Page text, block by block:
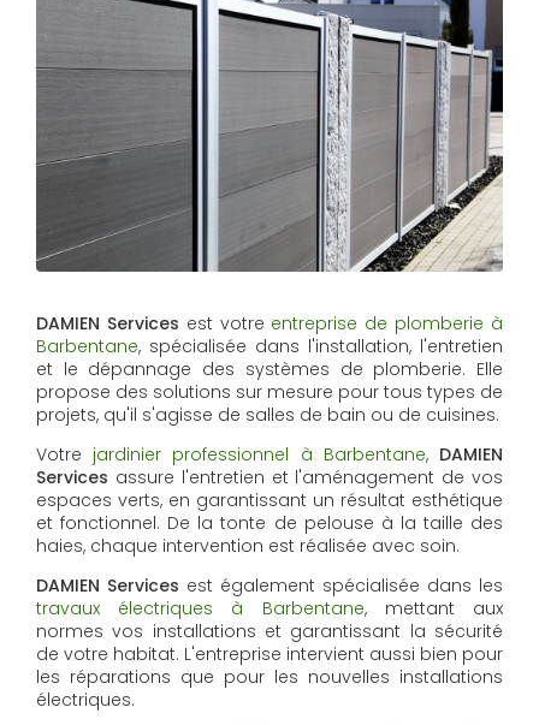
DAMIEN Services est votre entreprise de plomberie à
Barbentane, spécialisée dans l'installation, l'entretien
et le dépannage des systèmes de plomberie. Elle
propose des solutions sur mesure pour tous types de
projets, qu'il s'agisse de salles de bain ou de cuisines.
Votre jardinier professionnel à Barbentane, DAMIEN
Services assure l'entretien et l'aménagement de vos
espaces verts, en garantissant un résultat esthétique
et fonctionnel. De la tonte de pelouse à la taille des
haies, chaque intervention est réalisée avec soin.
DAMIEN Services est également spécialisée dans les
travaux électriques à Barbentane, mettant aux
normes vos installations et garantissant la sécurité
de votre habitat. L'entreprise intervient aussi bien pour
les réparations que pour les nouvelles installations
électriques.